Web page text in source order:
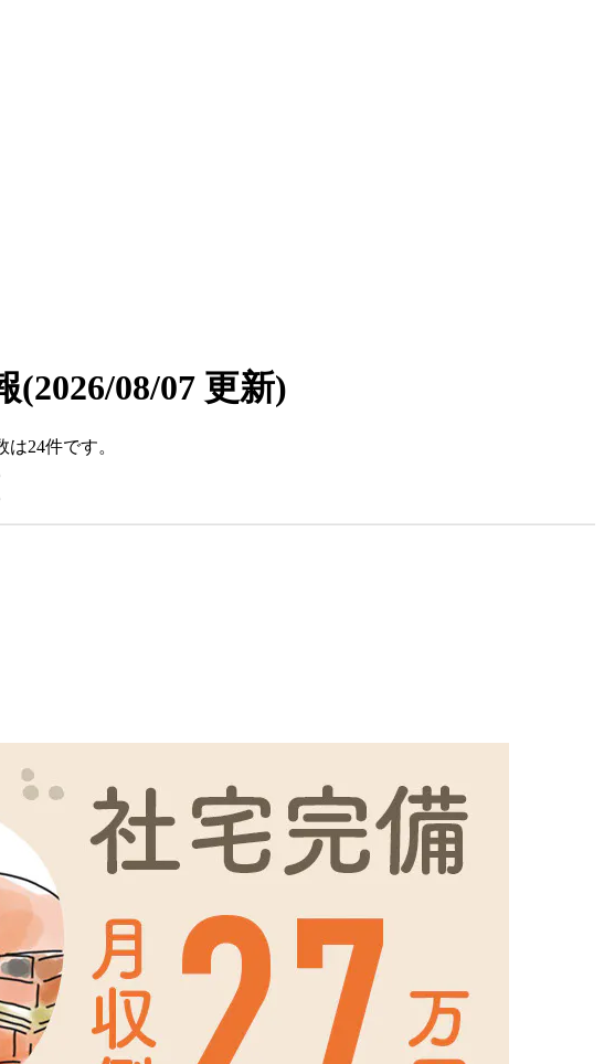
(2026/08/07 更新)
24件です。